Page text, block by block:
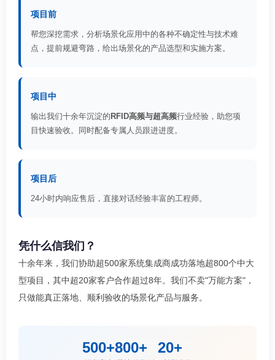
项目前
帮您深挖需求，分析场景化应用中的各种不确定性与技术难
点，提前规避弯路，给出场景化的产品选型和实施方案。
项目中
输出我们十余年沉淀的 RFID高频与超高频行业经验，助您项
目快速验收。同时配备专属人员跟进进度。
项目后
24小时内响应售后，直接对话经验丰富的工程师。
凭什么信我们？
十余年来，我们协助超500家系统集成商成功落地超800个中大
型项目，其中超20家客户合作超过8年。我们不卖"万能方案"，
只做能真正落地、顺利验收的场景化产品与服务。
500+800+ 20+